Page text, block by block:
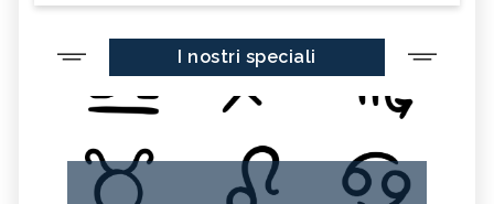
I nostri speciali